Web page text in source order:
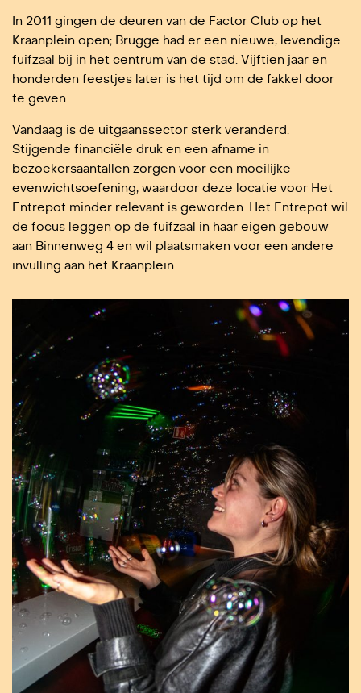
In 2011 gingen de deuren van de Factor Club op het
Kraanplein open; Brugge had er een nieuwe, levendige
fuifzaal bij in het centrum van de stad. Vijftien jaar en
honderden feestjes later is het tijd om de fakkel door
te geven.
Vandaag is de uitgaanssector sterk veranderd.
Stijgende financiële druk en een afname in
bezoekersaantallen zorgen voor een moeilijke
evenwichtsoefening, waardoor deze locatie voor Het
Entrepot minder relevant is geworden. Het Entrepot wil
de focus leggen op de fuifzaal in haar eigen gebouw
aan Binnenweg 4 en wil plaatsmaken voor een andere
invulling aan het Kraanplein.